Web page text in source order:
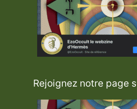
Rejoignez notre page